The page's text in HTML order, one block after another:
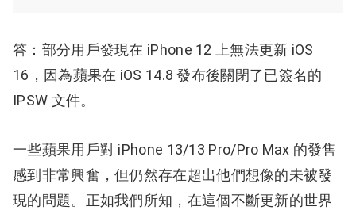
答：部分用戶發現在 iPhone 12 上無法更新 iOS
16，因為蘋果在 iOS 14.8 發布後關閉了已簽名的
IPSW 文件。
一些蘋果用戶對 iPhone 13/13 Pro/Pro Max 的發售
感到非常興奮，但仍然存在超出他們想像的未被發
現的問題。 正如我們所知，在這個不斷更新的世界